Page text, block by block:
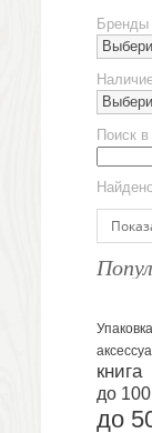
Бренды
Поиск в
книга
до 100
до